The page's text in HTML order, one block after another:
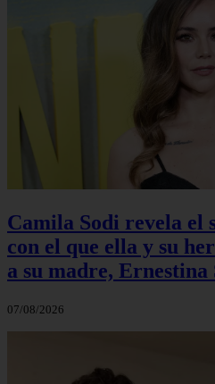
Camila Sodi revela
con el que ella y su
a su madre, Ernestina
07/08/2026